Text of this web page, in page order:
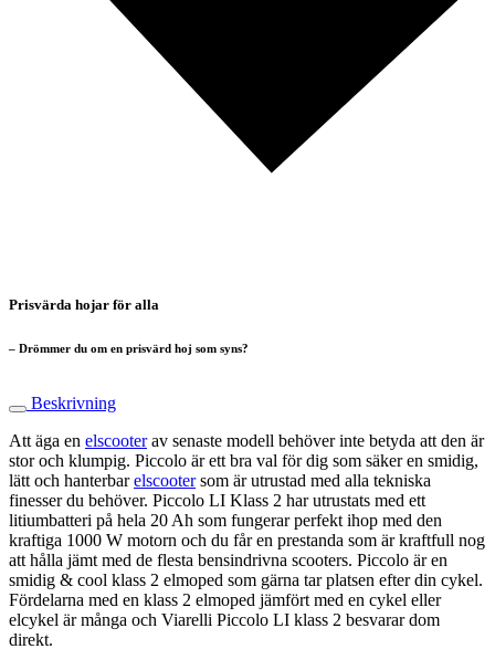
Prisvärda hojar för alla
– Drömmer du om en prisvärd hoj som syns?
Beskrivning
Att äga en elscooterav senaste modell behöver inte betyda att den är
stor och klumpig. Piccolo är ett bra val för dig som säker en smidig,
lätt och hanterbarelscootersom är utrustad med alla tekniska
finesser du behöver. Piccolo LI Klass 2 har utrustats med ett
litiumbatteri på hela 20 Ah som fungerar perfekt ihop med den
kraftiga 1000 W motorn och du får en prestanda som är kraftfull nog
att hålla jämt med de flesta bensindrivna scooters. Piccolo är en
smidig & cool klass 2 elmoped som gärna tar platsen efter din cykel.
Fördelarna med en klass 2 elmoped jämfört med en cykel eller
elcykel är många och Viarelli Piccolo LI klass 2 besvarar dom
direkt.